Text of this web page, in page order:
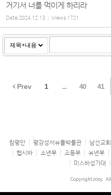
거기서 너를 먹이게 하리라
Date2024.12.13 Views 1721
Prev 1 ... 40 41
참평안 평강성서유물박물관 남선교회
헵시바
소년부 초등부 유년부
미스바성가대
Copyright 2015